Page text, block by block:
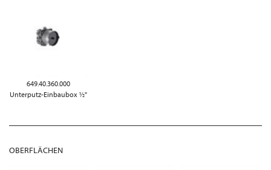
649.40.360.000
Unterputz-Einbaubox ½"
OBERFLÄCHEN